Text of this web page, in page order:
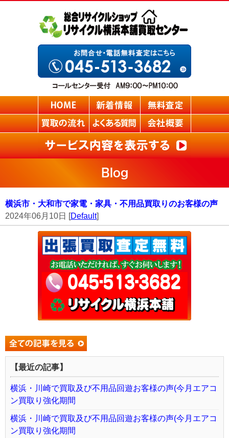
Blog
横浜市・大和市で家電・家具・不用品買取りのお客様の声
2024年06月10日 [Default]
【最近の記事】
横浜・川崎で買取及び不用品回遊お客様の声(今月エアコ
ン買取り強化期間
横浜・川崎で買取及び不用品回遊お客様の声(今月エアコ
ン買取り強化期間